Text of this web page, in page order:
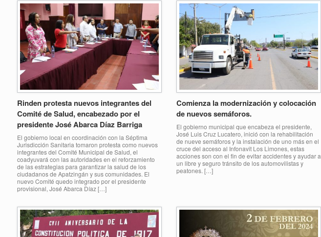
Rinden protesta nuevos integrantes del
Comité de Salud, encabezado por el
presidente José Abarca Díaz Barriga
El gobierno local en coordinación con la Séptima
Jurisdicción Sanitaria tomaron protesta como nuevos
integrantes del Comité Municipal de Salud, el
coadyuvará con las autoridades en el reforzamiento
de las estrategias para garantizar la salud de los
ciudadanos de Apatzingán y sus comunidades. El
nuevo Comité quedo integrado por el presidente
provisional, José Abarca Díaz […]
Comienza la modernización y colocación
de nuevos semáforos.
El gobierno municipal que encabeza el presidente,
José Luis Cruz Lucatero, inició con la rehabilitación
de nueve semáforos y la instalación de uno más en el
cruce del acceso al Infonavit Los Limones, estas
acciones son con el fin de evitar accidentes y ayudar a
un libre y seguro tránsito de los automovilistas y
peatones. […]